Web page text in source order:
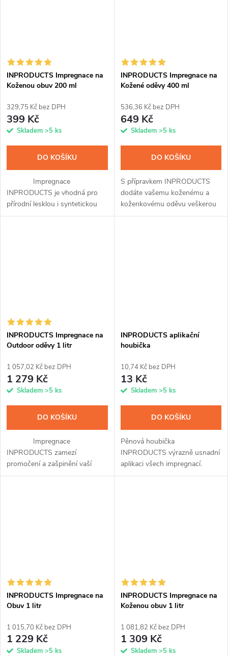
INPRODUCTS Impregnace na
Koženou obuv 200 ml
329,75 Kč bez DPH
399 Kč
Skladem >5 ks
DO KOŠÍKU
Impregnace
INPRODUCTS je vhodná pro
přírodní lesklou i syntetickou
kůži a přináší v sobě hned tři
INPRODUCTS Impregnace na
Kožené oděvy 400 ml
536,36 Kč bez DPH
649 Kč
Skladem >5 ks
DO KOŠÍKU
S přípravkem INPRODUCTS
dodáte vašemu koženému a
koženkovému oděvu veškerou
péči. Díky jedinečnému spojení
INPRODUCTS Impregnace na
Outdoor oděvy 1 litr
1 057,02 Kč bez DPH
1 279 Kč
Skladem >5 ks
DO KOŠÍKU
Impregnace
INPRODUCTS zamezí
promočení a zašpinění vaší
membránové, softshellové i
INPRODUCTS aplikační
houbička
10,74 Kč bez DPH
13 Kč
Skladem >5 ks
DO KOŠÍKU
Pěnová houbička
INPRODUCTS výrazně usnadní
aplikaci všech impregnací.
INPRODUCTS Impregnace na
Obuv 1 litr
1 015,70 Kč bez DPH
1 229 Kč
Skladem >5 ks
INPRODUCTS Impregnace na
Koženou obuv 1 litr
1 081,82 Kč bez DPH
1 309 Kč
Skladem >5 ks